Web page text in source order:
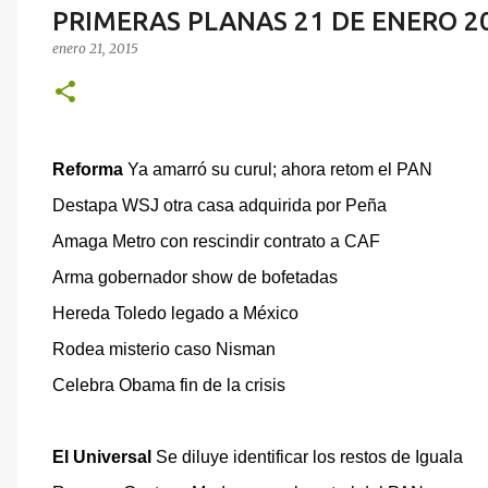
PRIMERAS PLANAS 21 DE ENERO
enero 21, 2015
Reforma Ya amarró su curul; ahora retom el PAN
Destapa WSJ otra casa adquirida por Peña
Amaga Metro con rescindir contrato a CAF
Arma gobernador show de bofetadas
Hereda Toledo legado a México
Rodea misterio caso Nisman
Celebra Obama fin de la crisis
El Universal Se diluye identificar los restos de Iguala